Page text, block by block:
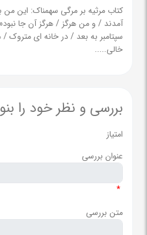
کتاب مرثیه بر مرگی سهمناک: این
آمدند / و من هرگز / هرگز آن جا
سپتامبر به بعد / در خانه ای متروک
خالی.....
بررسی و نظر خود را
امتیاز
عنوان بررسی
*
متن بررسی